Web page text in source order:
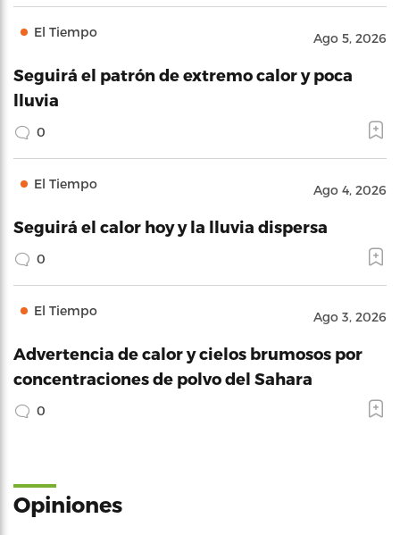
El Tiempo Ago 5, 2026
Seguirá el patrón de extremo calor y poca
lluvia
0
El Tiempo Ago 4, 2026
Seguirá el calor hoy y la lluvia dispersa
0
El Tiempo Ago 3, 2026
Advertencia de calor y cielos brumosos por
concentraciones de polvo del Sahara
0
Opiniones